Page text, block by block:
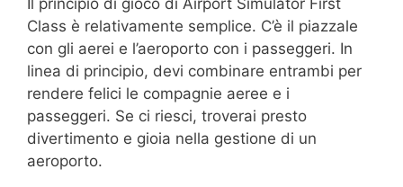
Il principio di gioco di Airport Simulator First
Class è relativamente semplice. C’è il piazzale
con gli aerei e l’aeroporto con i passeggeri. In
linea di principio, devi combinare entrambi per
rendere felici le compagnie aeree e i
passeggeri. Se ci riesci, troverai presto
divertimento e gioia nella gestione di un
aeroporto.